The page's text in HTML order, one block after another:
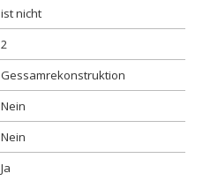
ist nicht
2
Gessamrekonstruktion
Nein
Nein
Ja